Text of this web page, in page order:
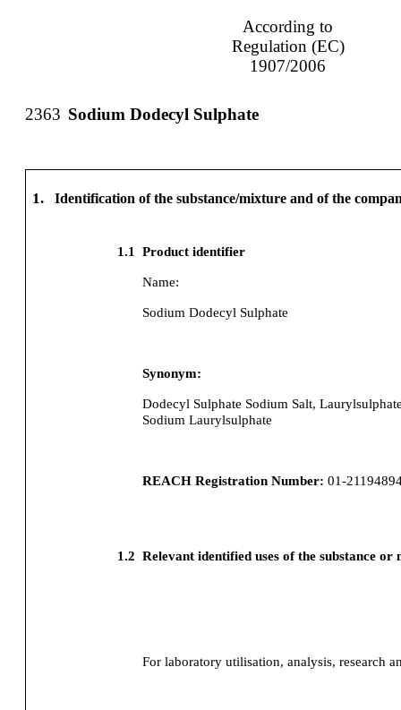
According to
Regulation (EC)
1907/2006
2363 Sodium Dodecyl Sulphate
1. Identification of the substance/mixture and of the
1.1 Product identifier
Name:
Sodium Dodecyl Sulphate
Synonym:
Dodecyl Sulphate Sodium Salt,
Sodium Laurylsulphate
REACH Registration Number: 01-
1.2 Relevant identified uses of the substance or
For laboratory utilisation, analysis, research